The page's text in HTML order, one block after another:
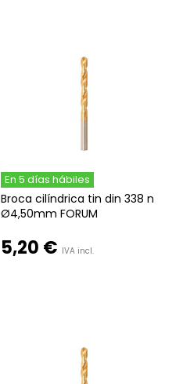
En 5 días hábiles
Broca cilíndrica tin din 338 n
Ø4,50mm FORUM
5,20 € IVA incl.